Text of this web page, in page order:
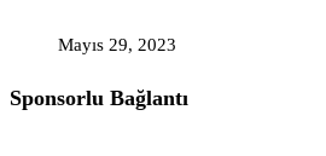
Mayıs 29, 2023
Sponsorlu Bağlantı